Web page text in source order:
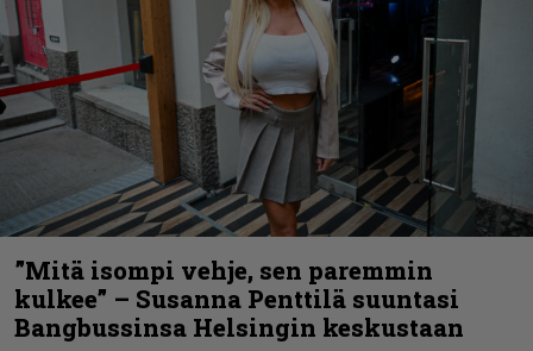
”Mitä isompi vehje, sen paremmin
kulkee” – Susanna Penttilä suuntasi
Bangbussinsa Helsingin keskustaan